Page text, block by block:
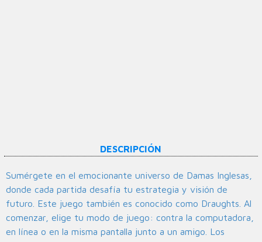
DESCRIPCIÓN
Sumérgete en el emocionante universo de Damas Inglesas,
donde cada partida desafía tu estrategia y visión de
futuro. Este juego también es conocido como Draughts. Al
comenzar, elige tu modo de juego: contra la computadora,
en línea o en la misma pantalla junto a un amigo. Los